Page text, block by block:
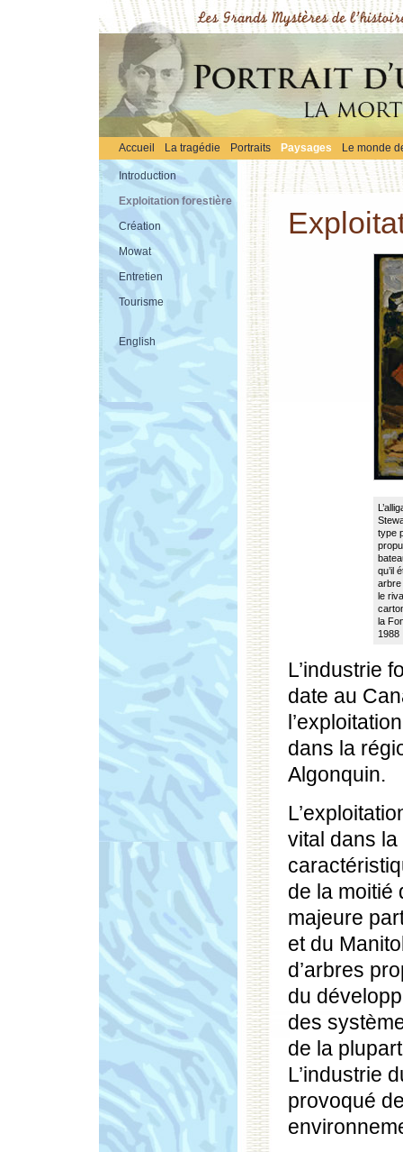
Accueil La tragédie Portraits Paysages Le monde
Introduction
Exploitation forestière
Création
Mowat
Entretien
Tourisme
English
type
qu’il
arbre
le
la
1988
L’industrie
date au
dans la
Algonquin.
vital dans
de la moitié
majeure
et du
d’arbres
du
des
de la
L’industrie
provoqué